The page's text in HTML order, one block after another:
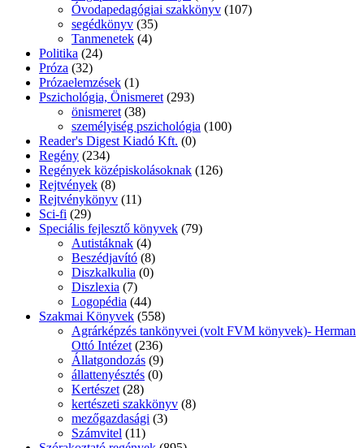
Óvodapedagógiai szakkönyv (107)
segédkönyv (35)
Tanmenetek (4)
Politika (24)
Próza (32)
Prózaelemzések (1)
Pszichológia, Önismeret (293)
önismeret (38)
személyiség pszichológia (100)
Reader's Digest Kiadó Kft. (0)
Regény (234)
Regények középiskolásoknak (126)
Rejtvények (8)
Rejtvénykönyv (11)
Sci-fi (29)
Speciális fejlesztő könyvek (79)
Autistáknak (4)
Beszédjavító (8)
Diszkalkulia (0)
Diszlexia (7)
Logopédia (44)
Szakmai Könyvek (558)
Agrárképzés tankönyvei (volt FVM könyvek)- Herman
Ottó Intézet (236)
Állatgondozás (9)
állattenyésztés (0)
Kertészet (28)
kertészeti szakkönyv (8)
mezőgazdasági (3)
Számvitel (11)